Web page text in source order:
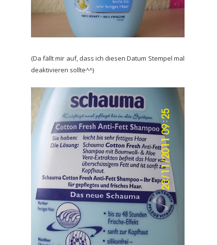
(Da fällt mir auf, dass ich diesen Datum Stempel mal
deaktivieren sollte^^)